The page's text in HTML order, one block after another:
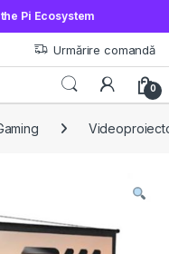
Pi Ecosystem
Urmărire comandă
0